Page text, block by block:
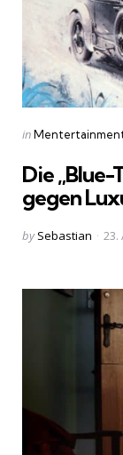
Categories
Posted
in
Die
gegen
Posted
by Sebastian 23.